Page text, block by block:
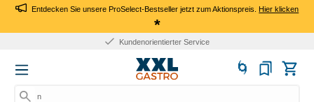
Entdecken Sie unsere ProSelect-Bestseller jetzt zum Aktionspreis.Hier klicken
*
Kundenorientierter Service
na